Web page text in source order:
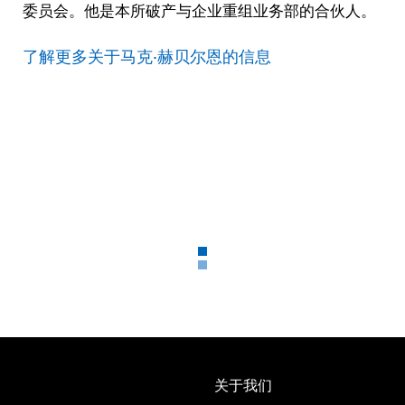
委员会。他是本所破产与企业重组业务部的合伙人。
了解更多关于马克·赫贝尔恩的信息
关于我们